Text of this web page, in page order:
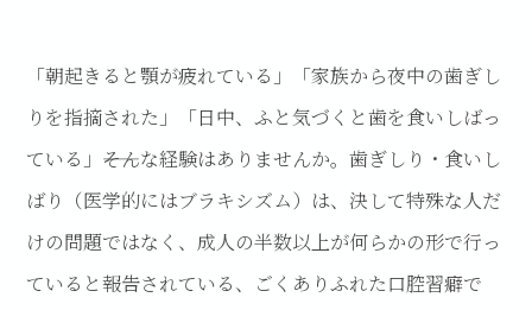
「朝起きると顎が疲れている」「家族から夜中の歯ぎし
りを指摘された」「日中、ふと気づくと歯を食いしばっ
ている」――そんな経験はありませんか。歯ぎしり・食いし
ばり（医学的にはブラキシズム）は、決して特殊な人だ
けの問題ではなく、成人の半数以上が何らかの形で行っ
ていると報告されている、ごくありふれた口腔習癖で